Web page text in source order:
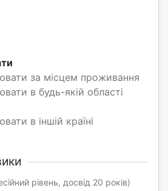
за місцем проживання
в будь-якій області
в іншій країні
рівень, досвід 20 років)